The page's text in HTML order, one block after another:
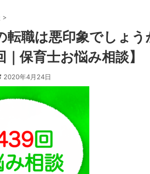
>
転職は悪印象でしょう
｜保育士お悩み相談】
2020年4月24日